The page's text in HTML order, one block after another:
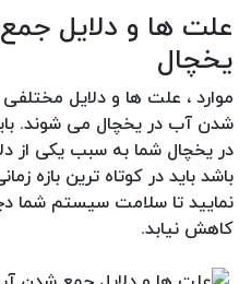
علت ها و دلایل
یخچال
موارد ، علت ها و دلایل
شدن آب در یخچال می شوند.
در یخچال شما به سبب یکی از
باشد باید در کوتاه ترین بازه
نمایید تا سلامت سیستم شما
کاهش نیابد.